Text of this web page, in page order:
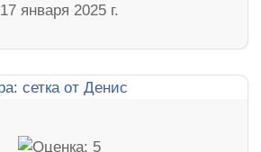
17 января 2025 г.